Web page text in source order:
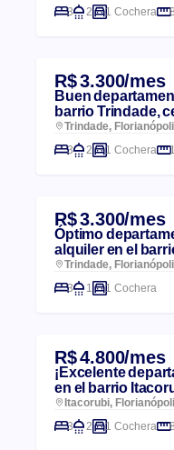
3
2 1 Cochera
R$ 3.300/mes
Buen
barrio Trindade,
Trindade,
3
2 1 Cochera
R$ 3.300/mes
Óptimo
alquiler en el
Trindade,
3
1 1 Cochera
R$ 4.800/mes
¡Excelente
en el barrio
Itacorubi,
3
2 1 Cochera